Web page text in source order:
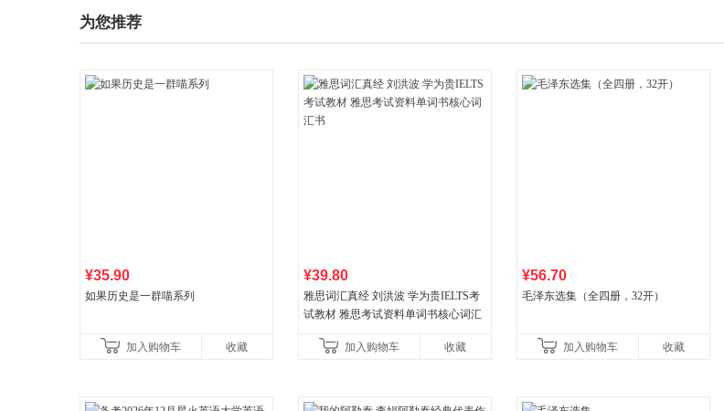
为您推荐
¥35.90
如果历史是一群喵系列
加入购物车 收藏
¥39.80
雅思词汇真经 刘洪波 学为贵IELTS考
试教材 雅思考试资料单词书核心词汇
加入购物车
收藏
¥56.70
毛泽东选集（全四册，32开）
加入购物车 收藏